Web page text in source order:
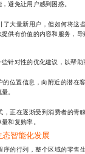
避免让用户感到困惑。
了大量新用户，但如何将这
供有价值的内容和服务，导
针对性的优化建议，以帮
位置信息，向附近的潜在
。
，正在逐渐受到消费者的青
和复购率。
智能化发展
序的行列，整个区域的零售